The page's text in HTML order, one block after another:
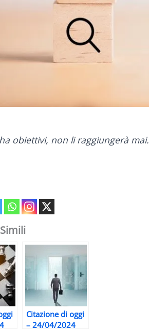
obiettivi, non li raggiungerà mai.
Citazione di oggi
– 24/04/2024